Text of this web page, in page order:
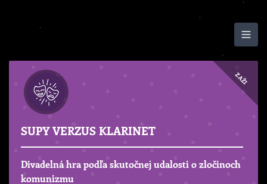
ZAŽI
SUPY VERZUS KLARINET
Divadelná hra podľa skutočnej udalosti o zločinoch
komunizmu